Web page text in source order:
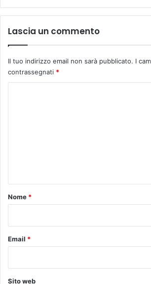
e
r
i
g
r
a
a
s
t
e
l
f
Lascia un commento
Il tuo indirizzo email non sarà pubblicato. I
contrassegnati *
o
Nome *
Email *
Sito web